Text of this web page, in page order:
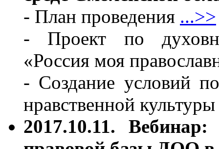
- План проведения ...>>
- Проект по
«Россия моя
- Создание условий
нравственной
2017.10.11.